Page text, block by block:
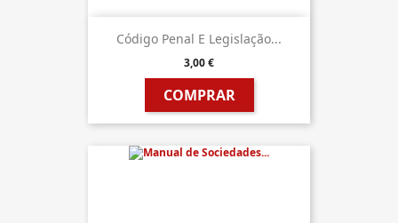
Código Penal E Legislação...
3,00 €
COMPRAR